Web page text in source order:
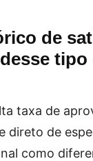
de
tipo
taxa de
direto de
como